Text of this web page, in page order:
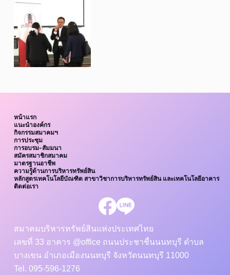
หน้าแรก
แนะนำองค์กร
กิจกรรมสมาคมฯ
การประชุม
การอบรม-สัมมนา
สมัครสมาชิกสมาคม
มาตรฐานอาชีพ
ความรู้ด้านการบริหารทรัพย์สิน
หลักสูตรเทคโนโลยีบัณฑิต สาขาวิชาการบริหารทรัพย์สิน และเทคโนโลยีอาคาร
ติดต่อเรา
สมาคมบริหารทรัพย์สินแห่งประเทศไทย
เลขที่ 33 อาคาร @office ถนนประชาชื่นนนทบุรี ตำบล
บางเขน อำเภอเมืองนนทบุรี จังหวัดนนทบุรี 11000
Tel. 095-596-1276